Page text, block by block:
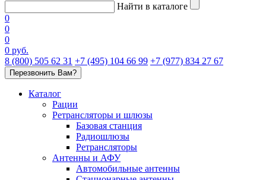
Найти в каталоге
0
0
0
0 руб.
8 (800) 505 62 31 +7 (495) 104 66 99 +7 (977) 834 27 67
Перезвонить Вам?
Каталог
Рации
Ретрансляторы и шлюзы
Базовая станция
Радиошлюзы
Ретрансляторы
Антенны и АФУ
Автомобильные антенны